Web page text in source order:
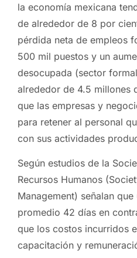
la economía mexicana
de alrededor de 8 por
pérdida neta de empleos
500 mil puestos y un
desocupada (sector
alrededor de 4.5 millones
que las empresas y
para retener al personal
con sus actividades
Según estudios de la
Recursos Humanos
Management) señalan
promedio 42 días en
que los costos incurridos
capacitación y